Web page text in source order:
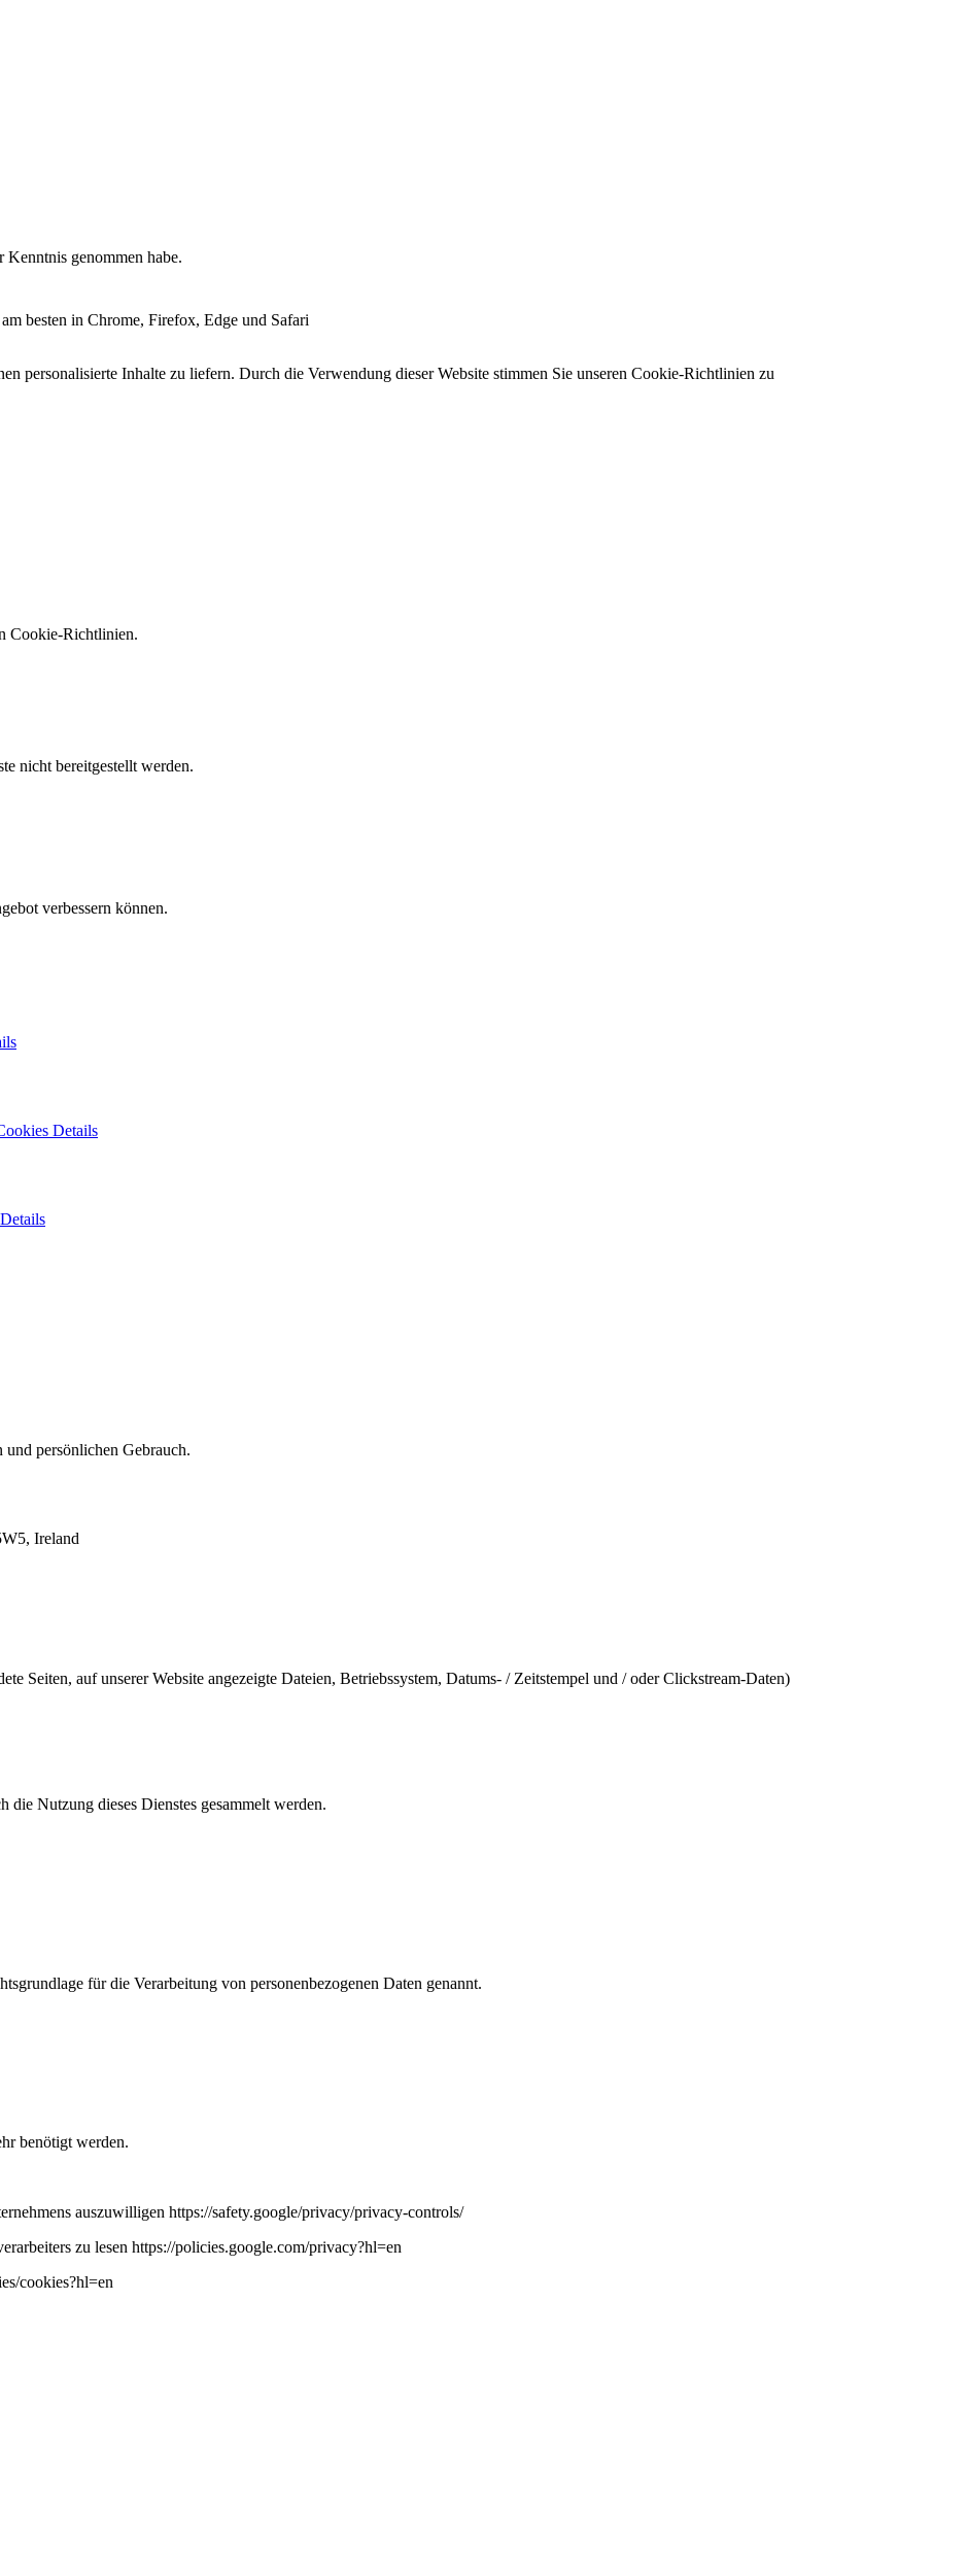
Kenntnis genommen habe.
besten in Chrome, Firefox, Edge und Safari
personalisierte Inhalte zu liefern. Durch die Verwendung dieser Website stimmen Sie unseren Cookie-Richtlinien zu
Cookie-Richtlinien.
nicht bereitgestellt werden.
verbessern können.
Details
Details
persönlichen Gebrauch.
Ireland
Seiten, auf unserer Website angezeigte Dateien, Betriebssystem, Datums- / Zeitstempel und / oder Clickstream-Daten)
Nutzung dieses Dienstes gesammelt werden.
für die Verarbeitung von personenbezogenen Daten genannt.
benötigt werden.
auszuwilligen https://safety.google/privacy/privacy-controls/
zu lesen https://policies.google.com/privacy?hl=en
cookies?hl=en